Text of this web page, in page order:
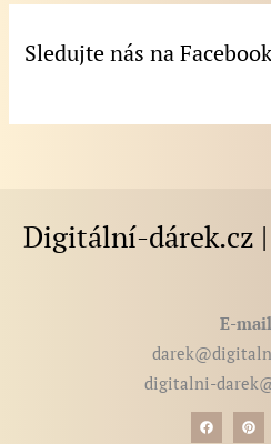
Sledujte nás na
Digitální-dárek.cz
E-mail
digitalni-